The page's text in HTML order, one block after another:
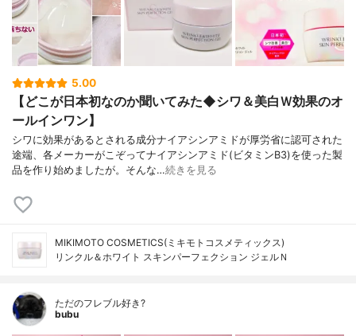
5.00
【どこが日本初なのか聞いてみた◆シワ＆美白Ｗ効果のオ
ールインワン】
シワに効果があるとされる成分ナイアシンアミドが厚労省に認可された
途端、各メーカーがこぞってナイアシンアミド(ビタミンB3)を使った製
品を作り始めましたが。そんな…続きを見る
MIKIMOTO COSMETICS(ミキモトコスメティックス)
リンクル＆ホワイト スキンパーフェクション ジェルＮ
ただのフレブル好き?
bubu